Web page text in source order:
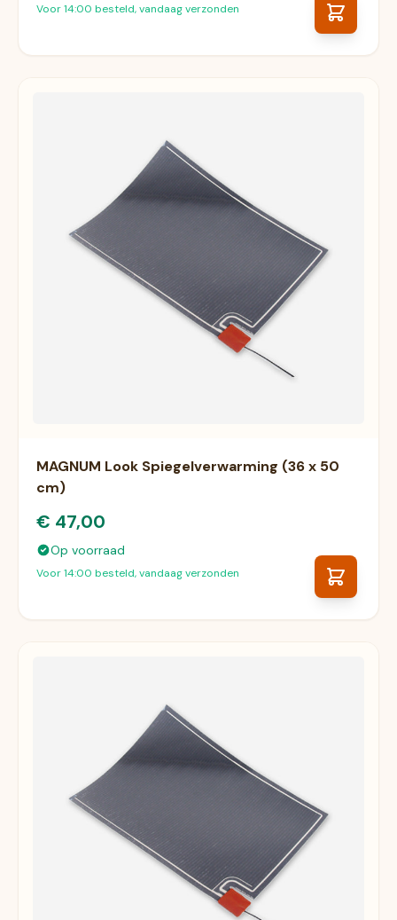
Voor 14:00 besteld, vandaag verzonden
MAGNUM Look Spiegelverwarming (36 x 50
cm)
€ 47,00
Op voorraad
Voor 14:00 besteld, vandaag verzonden